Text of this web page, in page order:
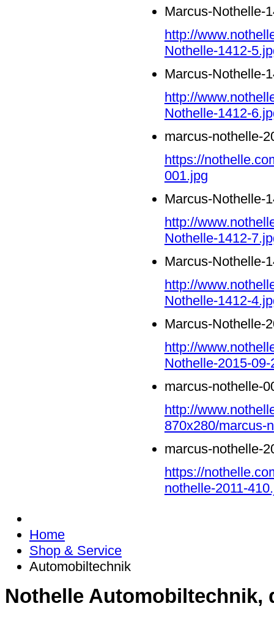
Marcus-Nothelle-
http://
Nothelle-1412-
Marcus-Nothelle-
http://
Nothelle-1412-
marcus-nothelle-
https://
001.jpg
Marcus-Nothelle-
http://
Nothelle-1412-
Marcus-Nothelle-
http://
Nothelle-1412-
Marcus-Nothelle-
http://
Nothelle-2015-
marcus-nothelle-
http://
870x280/marcus-
marcus-nothelle-
https://
nothelle-2011-
Home
Shop & Service
Automobiltechnik
Nothelle Automobiltechnik,